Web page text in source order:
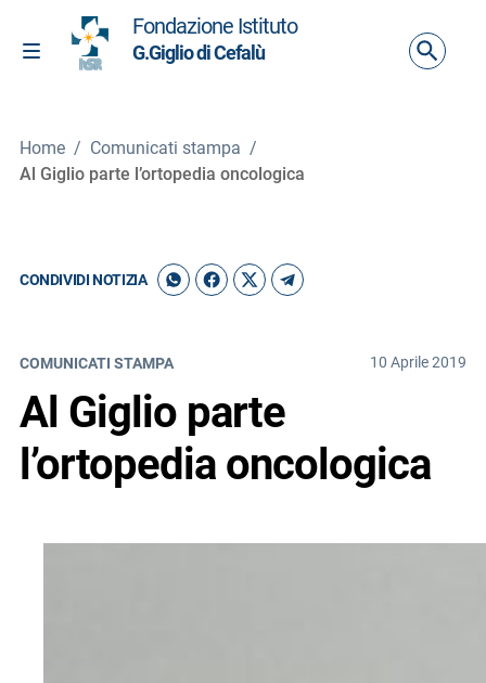
Vai ai contenuti
Vai al menu di navigazione
Vai al footer
Attiva / disattiva la navigazione
Fondazione Istituto
G.Giglio di Cefalù
Home / Comunicati stampa /
Al Giglio parte l’ortopedia oncologica
CONDIVIDI NOTIZIA
COMUNICATI STAMPA 10 Aprile 2019
Al Giglio parte
l’ortopedia oncologica